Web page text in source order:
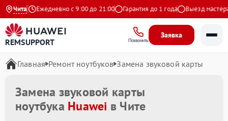
ЧитаЕжедневно с 9:00 до 21:00 Гарантия до 1 года Выезд мастера
REMSUPPORT Позвонить
Заявка
Главная Ремонт ноутбуков Замена звуковой карты
Замена звуковой карты
ноутбука Huawei в Чите